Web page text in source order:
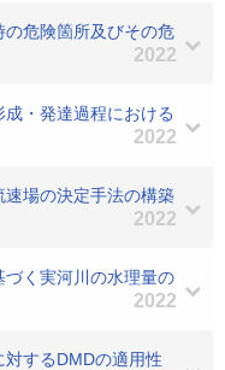
危険箇所及びその危
2022
・発達過程における
2022
場の決定手法の構築
2022
く実河川の水理量の
2022
するDMDの適用性